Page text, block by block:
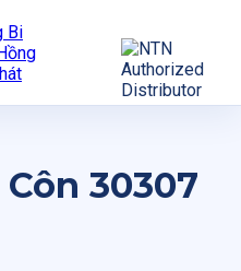
30307